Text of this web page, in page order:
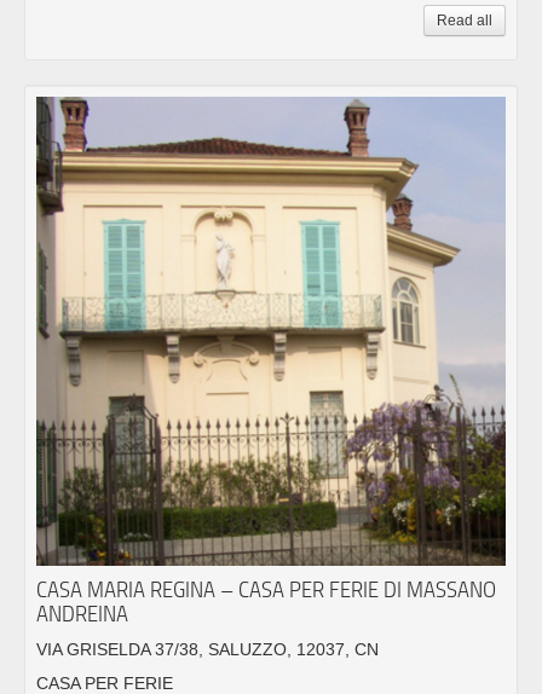
Read all
CASA MARIA REGINA – CASA PER FERIE DI MASSANO
ANDREINA
VIA GRISELDA 37/38, SALUZZO, 12037, CN
CASA PER FERIE